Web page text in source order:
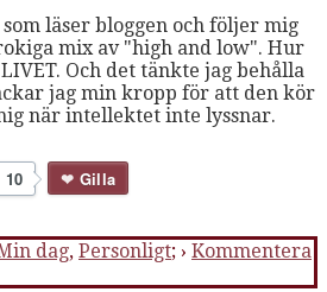
läser bloggen och följer mig
mix av "high and low". Hur
Och det tänkte jag behålla
jag min kropp för att den kör
när intellektet inte lyssnar.
10
Gilla
dag, Personligt; › Kommentera